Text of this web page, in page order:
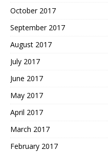
October 2017
September 2017
August 2017
July 2017
June 2017
May 2017
April 2017
March 2017
February 2017